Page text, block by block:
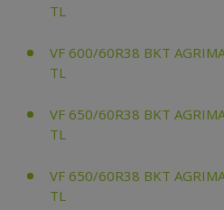
TL
VF 600/60R38 BKT
TL
VF 650/60R38 BKT
TL
VF 650/60R38 BKT
TL